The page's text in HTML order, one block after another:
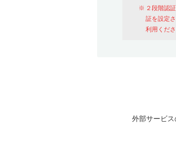
２段階認
証を設定
利用くださ
外部サービ